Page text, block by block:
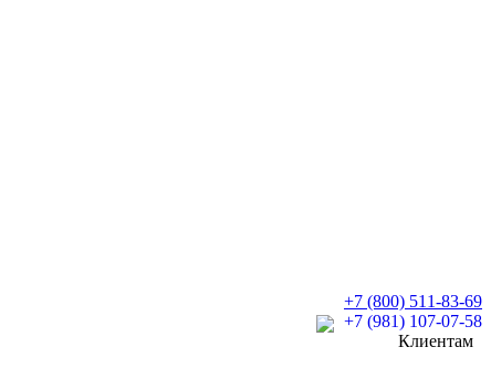
+7 (800) 511-83-69
+7 (981) 107-07-58
Клиентам